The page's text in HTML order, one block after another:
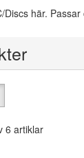
Discs här.
6 artiklar